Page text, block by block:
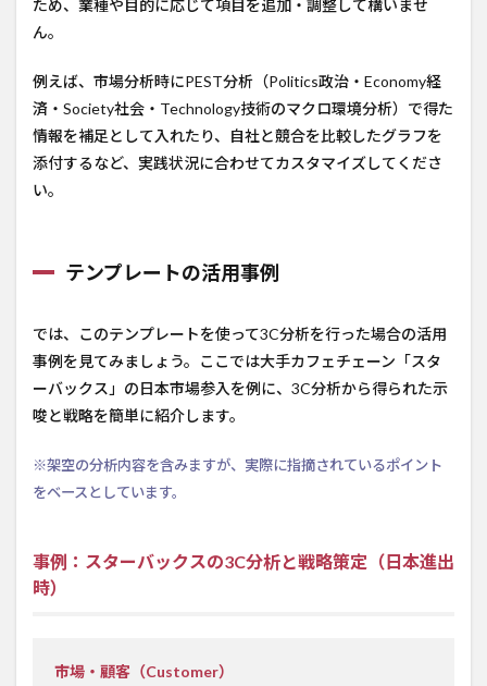
ため、業種や目的に応じて項目を追加・調整して構いませ
ん。
例えば、市場分析時にPEST分析（Politics政治・Economy経
済・Society社会・Technology技術のマクロ環境分析）で得た
情報を補足として入れたり、自社と競合を比較したグラフを
添付するなど、実践状況に合わせてカスタマイズしてくださ
い。
テンプレートの活用事例
では、このテンプレートを使って3C分析を行った場合の活用
事例を見てみましょう。ここでは大手カフェチェーン「スタ
ーバックス」の日本市場参入を例に、3C分析から得られた示
唆と戦略を簡単に紹介します。
※架空の分析内容を含みますが、実際に指摘されているポイント
をベースとしています。
事例：スターバックスの3C分析と戦略策定（日本進出
時）
市場・顧客（Customer）